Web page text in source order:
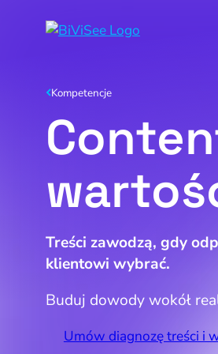
Kompetencje
Treści zawodzą, gdy
klientowi wybrać.
Buduj dowody wokół
Umów diagnozę treści i